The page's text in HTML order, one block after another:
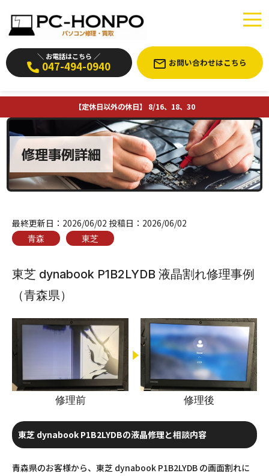
＼ お電話はこちら ／
047-494-0940 お問い合わせはこちら
【定休日以外の休日】 8/16、18、30
修理事例詳細
最終更新日： 2026/06/02 投稿日： 2026/06/02
青森 東芝
東芝 dynabook P1B2LYDB 液晶割れ修理事例
（青森県）
修理前 修理後
東芝 dynabook P1B2LYDBの液晶修理と相談内容
青森県のお客様から、東芝 dynabook P1B2LYDB の画面割れに